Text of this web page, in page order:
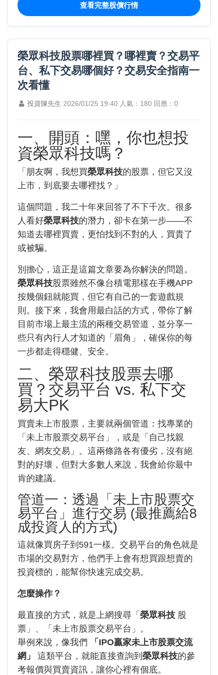
查看完整股價行情
榮眾科技股票哪裡買？哪裡賣？交易平
台、私下交易哪個好？交易安全指南一
次看懂
投資陳先生 2026/01/25 19:40 人氣：180 回應：0
一、開頭：嘿，你也想投
資榮眾科技嗎？
「朋友啊，我想買榮眾科技的股票，但它又沒
上市，到底要去哪裡找？」
這個問題，我二十年來回答了不下千次。很多
人看好榮眾科技的潛力，卻卡在第一步——不
知道去哪裡買賣，更怕找到不對的人，買貴了
或被騙。
別擔心，這正是這篇文章要為你解決的問題。
榮眾科技股票雖然不像台積電那樣在手機APP
按幾個鈕就能買，但它有自己的一套遊戲規
則。接下來，我會用最白話的方式，帶你了解
目前市場上最主流的兩種交易管道，並分享一
些只有內行人才知道的「眉角」，確保你的每
一步都走得穩健、安全。
二、榮眾科技股票去哪
買？交易平台 vs. 私下交
易大PK
買賣未上市股票，主要就兩個管道：找專業的
「未上市股票交易平台」，或是「自己找親
友、網友交易」。這兩條路各有優劣，沒有絕
對的好壞，但對大多數人來說，我會給你最中
肯的建議。
管道一：透過「未上市股票交
易平台」進行交易 (最推薦給8
成投資人的方式)
這就像買房子到591一樣。交易平台的角色就是
市場的交易對方，他們手上會有想買跟想賣的
投資標的，能幫你快速完成交易。
怎麼操作？
最直接的方式，就是上網搜尋「 榮眾科技 股
票」、「未上市股票交易平台」。
舉例來說，像我們
「IPO贏家未上市股票交流
網」
這類平台，就能直接查詢到 榮眾科技的參
考報價與買賣資訊，讓你心裡有個底。